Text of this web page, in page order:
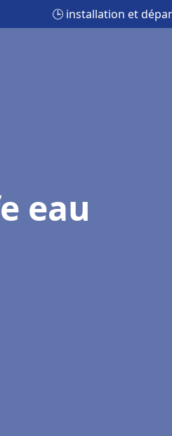
🕒 installation et
eau